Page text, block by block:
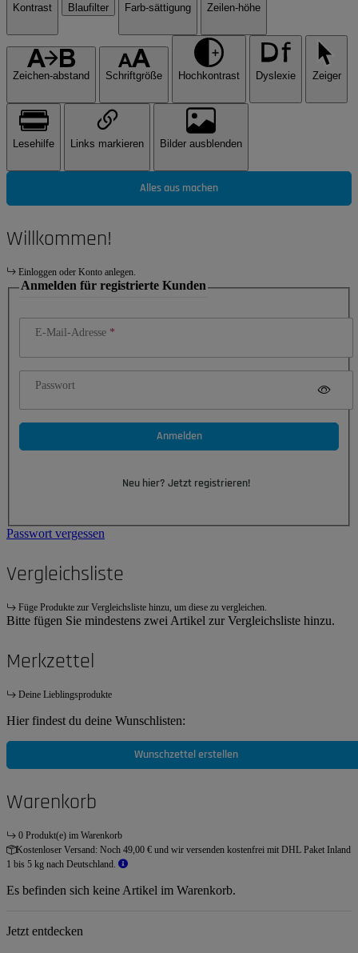
Kontrast Blaufilter Farb-sättigung Zeilen-höhe
Zeichen-abstand Schriftgröße Hochkontrast Dyslexie Zeiger
Lesehilfe Links markieren Bilder ausblenden
Alles aus machen
Willkommen!
Einloggen oder Konto anlegen.
Anmelden für registrierte Kunden
E-Mail-Adresse
Passwort
Anmelden
Neu hier? Jetzt registrieren!
Passwort vergessen
Vergleichsliste
Füge Produkte zur Vergleichsliste hinzu, um diese zu vergleichen.
Bitte fügen Sie mindestens zwei Artikel zur Vergleichsliste hinzu.
Merkzettel
Deine Lieblingsprodukte
Hier findest du deine Wunschlisten:
Wunschzettel erstellen
Warenkorb
0 Produkt(e) im Warenkorb
Kostenloser Versand: Noch 49,00 € und wir versenden kostenfrei mit DHL Paket Inland
1 bis 5 kg nach Deutschland.
Es befinden sich keine Artikel im Warenkorb.
Jetzt entdecken